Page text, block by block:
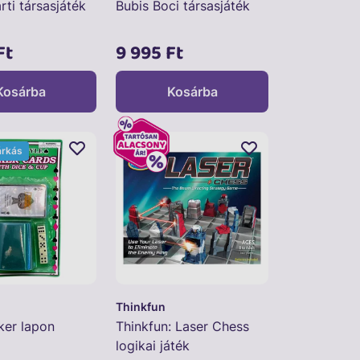
társasjáték Bubis Boci társasjáték
9 995 Ft
Kosárba
lapon
Thinkfun
Thinkfun: Laser Chess
logikai játék